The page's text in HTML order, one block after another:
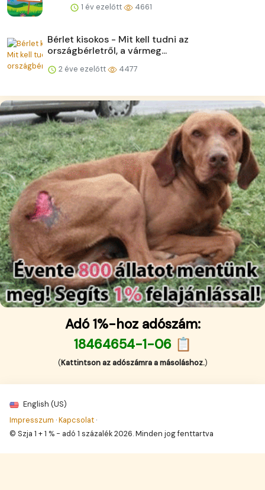
1 év ezelőtt 4661
Bérlet kisokos - Mit kell tudni az
országbérletről, a vármeg...
2 éve ezelőtt 4477
Adó 1%-hoz adószám:
18464654-1-06 📋
(Kattintson az adószámra a másoláshoz.)
English (US)
Impresszum ·Kapcsolat ·
© Szja 1 + 1 % - adó 1 százalék 2026. Minden jog fenttartva